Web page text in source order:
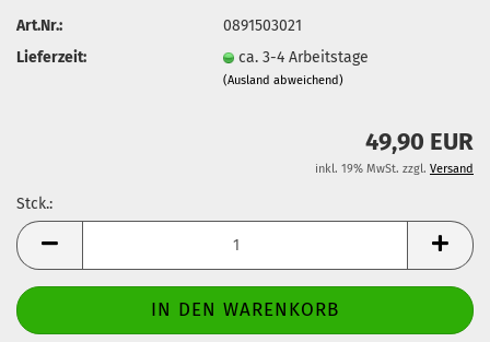
Art.Nr.:
0891503021
Lieferzeit:
ca. 3-4 Arbeitstage
(Ausland abweichend)
49,90 EUR
inkl. 19% MwSt. zzgl. Versand
Stck.:
Stck.